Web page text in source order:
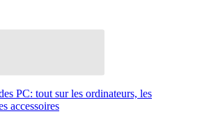
PC: tout sur les ordinateurs, les
accessoires